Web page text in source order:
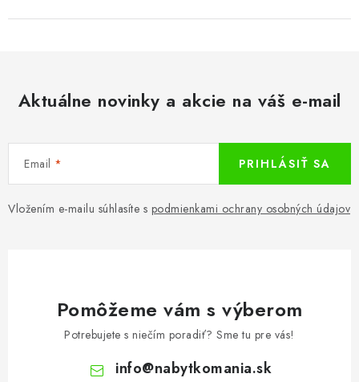
Aktuálne novinky a akcie na váš e-mail
Email
Vložením e-mailu súhlasíte s podmienkami ochrany osobných údajov
PRIHLÁSIŤ SA
Pomôžeme vám s výberom
Potrebujete s niečím poradiť? Sme tu pre vás!
info@nabytkomania.sk